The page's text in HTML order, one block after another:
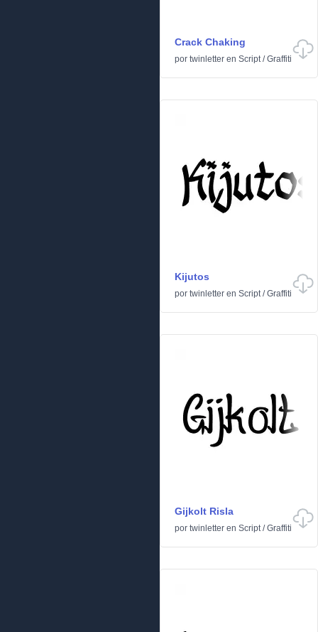
Crack Chaking
por twinletter en Script/Graffiti
Kijutos
por twinletter en Script/Graffiti
Gijkolt Risla
por twinletter en Script/Graffiti